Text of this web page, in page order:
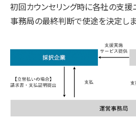
初回カウンセリング時に各社の支援
事務局の最終判断で使途を決定しま